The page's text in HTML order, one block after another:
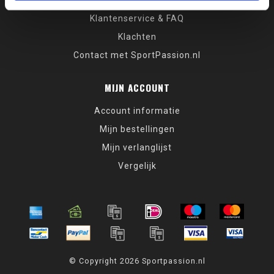
Klantenservice & FAQ
Klachten
Contact met SportPassion.nl
MIJN ACCOUNT
Account informatie
Mijn bestellingen
Mijn verlanglijst
Vergelijk
© Copyright 2026 Sportpassion.nl